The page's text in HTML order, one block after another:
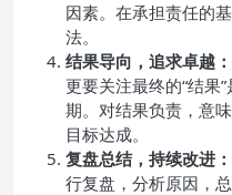
因素。在承担责任的
法。
结果导向，追求卓越：
更要关注最终的“结果
期。对结果负责，意
目标达成。
复盘总结，持续改进：
行复盘，分析原因，